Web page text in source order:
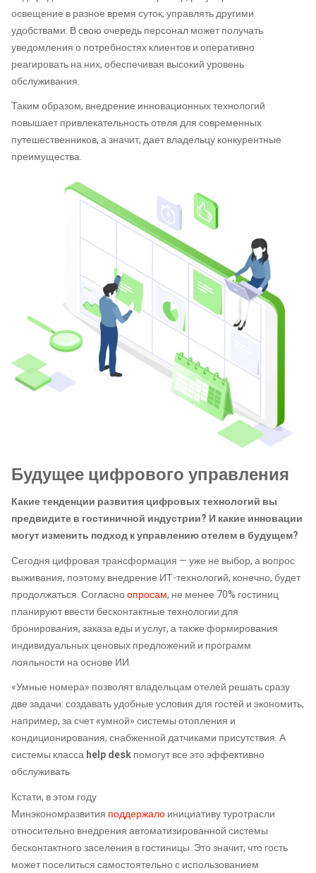
освещение в разное время суток, управлять другими
удобствами. В свою очередь персонал может получать
уведомления о потребностях клиентов и оперативно
реагировать на них, обеспечивая высокий уровень
обслуживания.
Таким образом, внедрение инновационных технологий
повышает привлекательность отеля для современных
путешественников, а значит, дает владельцу конкурентные
преимущества.
Будущее цифрового управления
Какие тенденции развития цифровых технологий вы
предвидите в гостиничной индустрии? И какие инновации
могут изменить подход к управлению отелем в будущем?
Сегодня цифровая трансформация — уже не выбор, а вопрос
выживания, поэтому внедрение ИТ-технологий, конечно, будет
продолжаться. Согласноопросам, не менее 70% гостиниц
планируют ввести бесконтактные технологии для
бронирования, заказа еды и услуг, а также формирования
индивидуальных ценовых предложений и программ
лояльности на основе ИИ.
«Умные номера» позволят владельцам отелей решать сразу
две задачи: создавать удобные условия для гостей и экономить,
например, за счет «умной» системы отопления и
кондиционирования, снабженной датчиками присутствия. А
системы классаhelp deskпомогут все это эффективно
обслуживать.
Кстати, в этом году
Минэкономразвития поддержалоинициативу туротрасли
относительно внедрения автоматизированной системы
бесконтактного заселения в гостиницы. Это значит, что гость
может поселиться самостоятельно с использованием